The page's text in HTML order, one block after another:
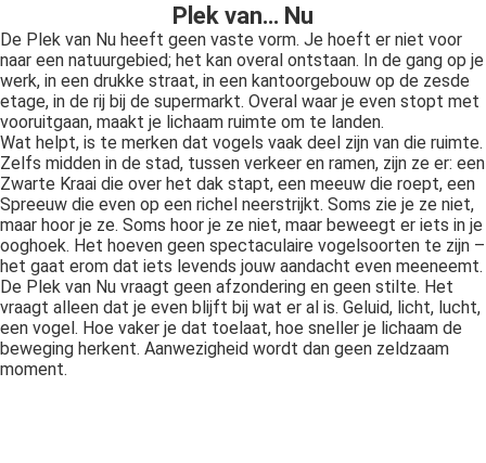
Plek van… Nu
De Plek van Nu heeft geen vaste vorm. Je hoeft er niet voor
naar een natuurgebied; het kan overal ontstaan. In de gang op je
werk, in een drukke straat, in een kantoorgebouw op de zesde
etage, in de rij bij de supermarkt. Overal waar je even stopt met
vooruitgaan, maakt je lichaam ruimte om te landen.
Wat helpt, is te merken dat vogels vaak deel zijn van die ruimte.
Zelfs midden in de stad, tussen verkeer en ramen, zijn ze er: een
Zwarte Kraai die over het dak stapt, een meeuw die roept, een
Spreeuw die even op een richel neerstrijkt. Soms zie je ze niet,
maar hoor je ze. Soms hoor je ze niet, maar beweegt er iets in je
ooghoek. Het hoeven geen spectaculaire vogelsoorten te zijn –
het gaat erom dat iets levends jouw aandacht even meeneemt.
De Plek van Nu vraagt geen afzondering en geen stilte. Het
vraagt alleen dat je even blijft bij wat er al is. Geluid, licht, lucht,
een vogel. Hoe vaker je dat toelaat, hoe sneller je lichaam de
beweging herkent. Aanwezigheid wordt dan geen zeldzaam
moment.